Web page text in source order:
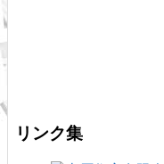
リンク集